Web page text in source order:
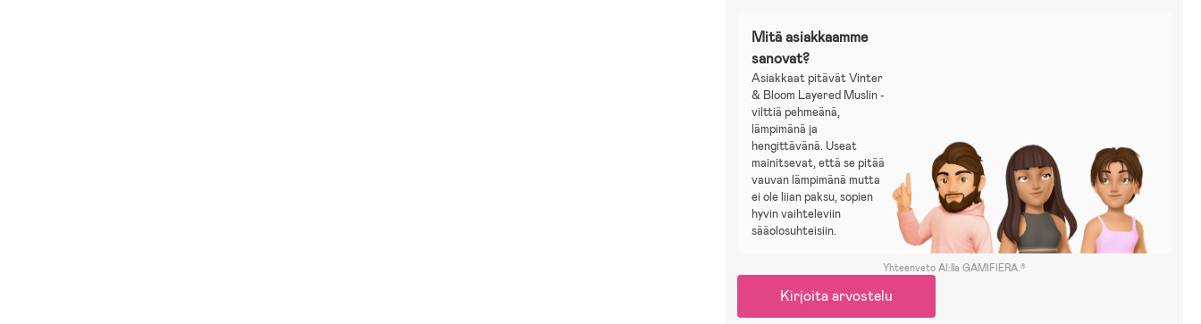
Mitä asiakkaamme
sanovat?
Asiakkaat pitävät Vinter
& Bloom Layered Muslin -
vilttiä pehmeänä,
lämpimänä ja
hengittävänä. Useat
mainitsevat, että se pitää
vauvan lämpimänä mutta
ei ole liian paksu, sopien
hyvin vaihteleviin
sääolosuhteisiin.
Yhteenveto AI:lla GAMIFIERA.®
Kirjoita arvostelu